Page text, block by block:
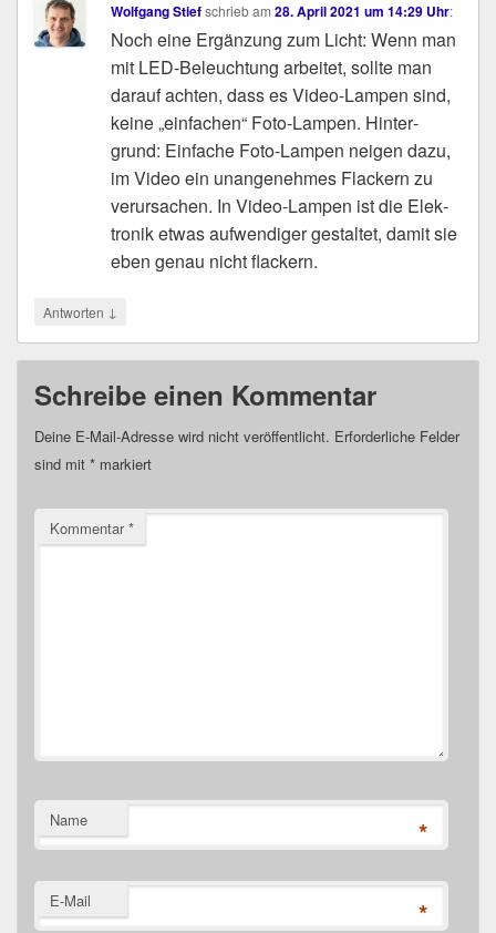
Wolfgang Stief schriebam28. April 2021 um 14:29 Uhr:
Noch eine Ergän­zung zum Licht: Wenn man
mit LED-Beleuch­tung arbei­tet, soll­te man
dar­auf ach­ten, dass es Video-Lam­pen sind,
kei­ne „ein­fa­chen“ Foto-Lam­pen. Hin­ter­
grund: Ein­fa­che Foto-Lam­pen nei­gen dazu,
im Video ein unan­ge­neh­mes Fla­ckern zu
ver­ur­sa­chen. In Video-Lam­pen ist die Elek­
tro­nik etwas auf­wen­di­ger gestal­tet, damit sie
eben genau nicht flackern.
Antworten ↓
Schreibe einen Kommentar
Deine E-Mail-Adresse wird nicht veröffentlicht. Erforderliche Felder
sind mit * markiert
Kommentar*
Name *
E-Mail *